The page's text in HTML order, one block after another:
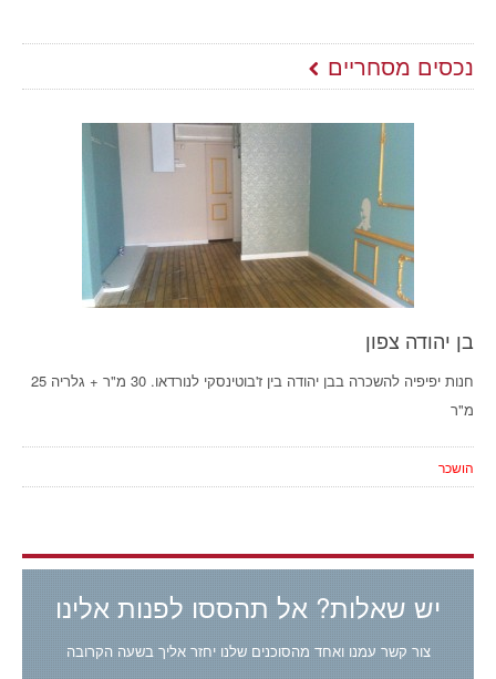
נכסים מסחריים
בן יהודה צפון
חנות יפיפיה להשכרה בבן יהודה בין ז'בוטינסקי לנורדאו. 30 מ"ר + גלריה 25
מ"ר
הושכר
יש שאלות? אל תהססו לפנות אלינו
צור קשר עמנו ואחד מהסוכנים שלנו יחזר אליך בשעה הקרובה